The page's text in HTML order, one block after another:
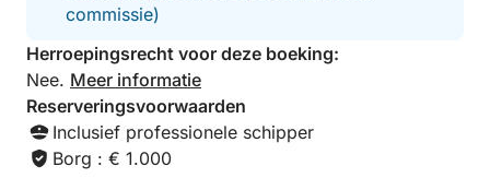
commissie)
Herroepingsrecht voor deze boeking:
Nee. Meer informatie
Reserveringsvoorwaarden
Inclusief professionele schipper
Borg : € 1.000